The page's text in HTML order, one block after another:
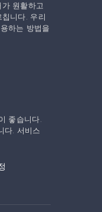
원활하고
니다. 우리
하는 방법을
좋습니다.
다. 서비스